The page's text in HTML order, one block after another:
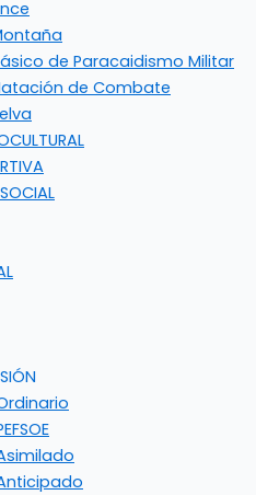
de Paracaidismo Militar
de Combate